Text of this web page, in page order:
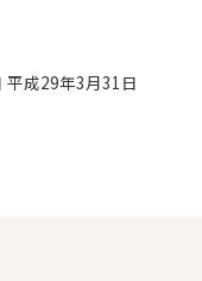
平成29年3月31日